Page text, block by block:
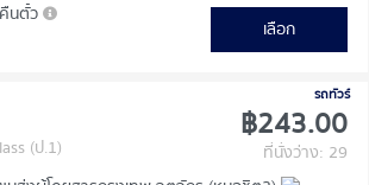
คืนตั๋ว
เลือก
รถทัวร์
(ป.1)
฿243.00
ที่นั่งว่าง: 29